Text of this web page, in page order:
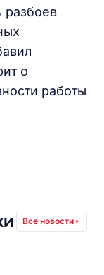
разбоев
о
работы
Все новости